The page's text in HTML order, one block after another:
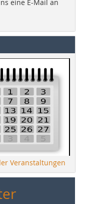
eine E-Mail an
Veranstaltungen